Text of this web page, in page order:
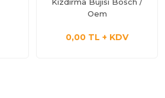
Oem
0,00 TL + KDV